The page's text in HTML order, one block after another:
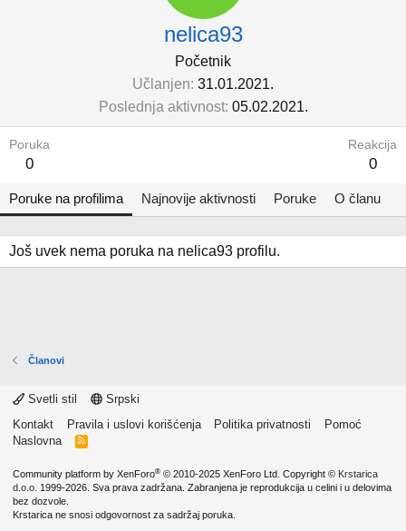
nelica93
Početnik
Učlanjen 31.01.2021.
Poslednja aktivnost 05.02.2021.
Poruka
0
Reakcija
0
Poruke na profilima Najnovije aktivnosti Poruke O članu
Još uvek nema poruka na nelica93 profilu.
Članovi
Svetli stil
Srpski
Kontakt
Pravila i uslovi korišćenja Politika privatnosti
Pomoć
Naslovna
R
Community platform by XenForo® © 2010-2025 XenForo Ltd. Copyright © Krstarica
d.o.o. 1999-2026. Sva prava zadržana. Zabranjena je reprodukcija u celini i u delovima
bez dozvole.
Krstarica ne snosi odgovornost za sadržaj poruka.